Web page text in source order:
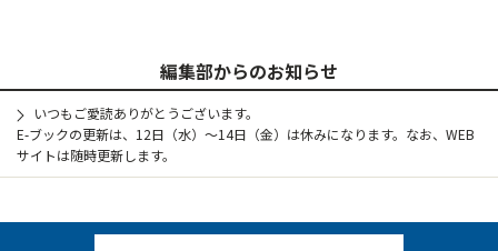
編集部からのお知らせ
いつもご愛読ありがとうございます。
E-ブックの更新は、12日（水）～14日（金）は休みになります。なお、WEB
サイトは随時更新します。